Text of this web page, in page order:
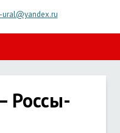
ural@yandex.ru
Россы-